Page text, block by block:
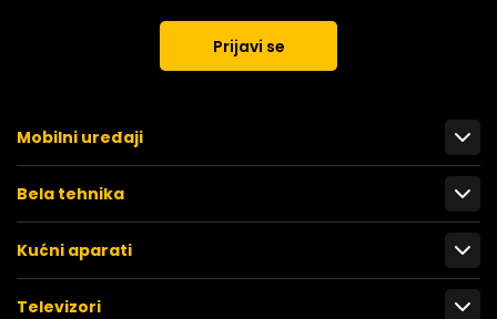
Prijavi se
Mobilni uređaji
Bela tehnika
Kućni aparati
Televizori